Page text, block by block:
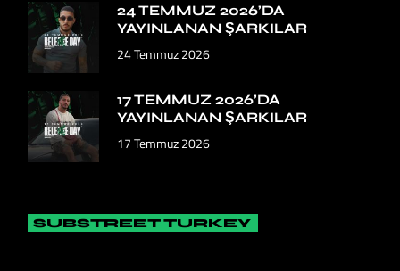
24 TEMMUZ 2026’DA
YAYINLANAN ŞARKILAR
24 Temmuz 2026
17 TEMMUZ 2026’DA
YAYINLANAN ŞARKILAR
17 Temmuz 2026
SUBSTREET TURKEY